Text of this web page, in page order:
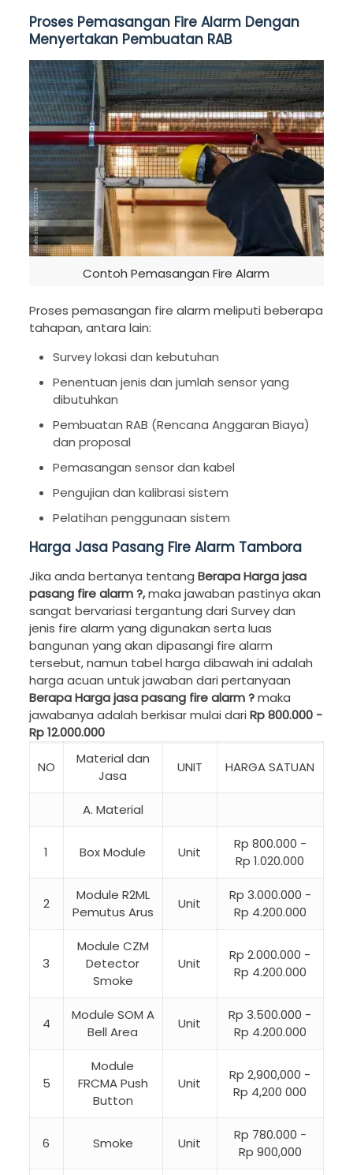
Proses Pemasangan Fire Alarm Dengan
Menyertakan Pembuatan RAB
Contoh Pemasangan Fire Alarm
Proses pemasangan fire alarm meliputi beberapa
tahapan, antara lain:
Survey lokasi dan kebutuhan
Penentuan jenis dan jumlah sensor yang
dibutuhkan
Pembuatan RAB (Rencana Anggaran Biaya)
dan proposal
Pemasangan sensor dan kabel
Pengujian dan kalibrasi sistem
Pelatihan penggunaan sistem
Harga Jasa Pasang Fire Alarm Tambora
Jika anda bertanya tentang Berapa Harga jasa
pasang fire alarm ?,maka jawaban pastinya akan
sangat bervariasi tergantung dari Survey dan
jenis fire alarm yang digunakan serta luas
bangunan yang akan dipasangi fire alarm
tersebut, namun tabel harga dibawah ini adalah
harga acuan untuk jawaban dari pertanyaan
Berapa Harga jasa pasang fire alarm ?maka
jawabanya adalah berkisar mulai dari Rp 800.000 -
Rp 12.000.000
NO
Material dan
Jasa
UNIT HARGA SATUAN
A. Material
1 Box Module Unit
Rp 800.000 -
Rp 1.020.000
2
Module R2ML
Pemutus Arus
Unit
Rp 3.000.000 -
Rp 4.200.000
3
Module CZM
Detector
Smoke
Unit
Rp 2.000.000 -
Rp 4.200.000
4
Module SOM A
Bell Area
Unit
Rp 3.500.000 -
Rp 4.200.000
5
Module
FRCMA Push
Button
Unit
Rp 2,900,000 -
Rp 4,200 000
6 Smoke Unit
Rp 780.000 -
Rp 900,000